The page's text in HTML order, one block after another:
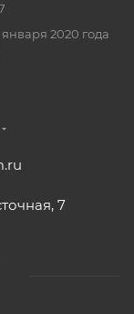
2020 года
7